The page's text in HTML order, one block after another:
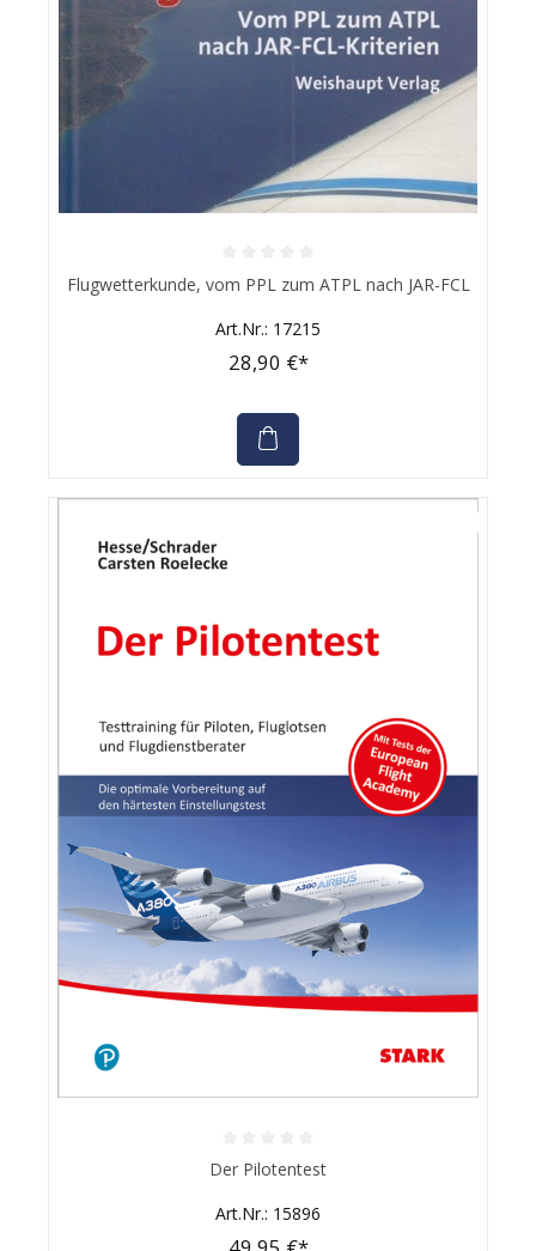
Durchschnittliche Bewertung von 0 von 5 Sternen
Flugwetterkunde, vom PPL zum ATPL nach JAR-FCL
Art.Nr.: 17215
28,90 €*
Durchschnittliche Bewertung von 0 von 5 Sternen
Der Pilotentest
Art.Nr.: 15896